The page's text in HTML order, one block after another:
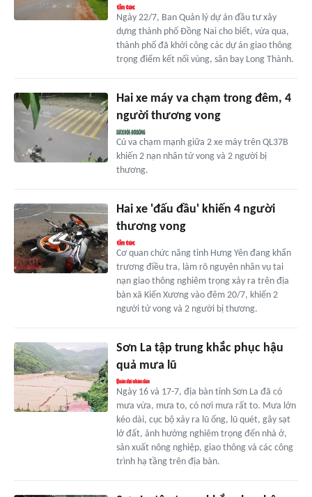
Ngày 22/7, Ban Quản lý dự án đầu tư xây
dựng thành phố Đồng Nai cho biết, vừa qua,
thành phố đã khởi công các dự án giao thông
trọng điểm kết nối vùng, sân bay Long Thành.
Hai xe máy va chạm trong đêm, 4
người thương vong
Cú va chạm mạnh giữa 2 xe máy trên QL37B
khiến 2 nạn nhân tử vong và 2 người bị
thương.
Hai xe 'đấu đầu' khiến 4 người
thương vong
Cơ quan chức năng tỉnh Hưng Yên đang khẩn
trương điều tra, làm rõ nguyên nhân vụ tai
nạn giao thông nghiêm trọng xảy ra trên địa
bàn xã Kiến Xương vào đêm 20/7, khiến 2
người tử vong và 2 người bị thương.
Sơn La tập trung khắc phục hậu
quả mưa lũ
Ngày 16 và 17-7, địa bàn tỉnh Sơn La đã có
mưa vừa, mưa to, có nơi mưa rất to. Mưa lớn
kéo dài, cục bộ xảy ra lũ ống, lũ quét, gây sạt
lở đất, ảnh hưởng nghiêm trọng đến nhà ở,
sản xuất nông nghiệp, giao thông và các công
trình hạ tầng trên địa bàn.